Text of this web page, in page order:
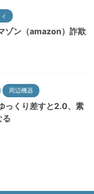
ゾン（amazon）詐欺
周辺機器
っくり差すと2.0、素
る